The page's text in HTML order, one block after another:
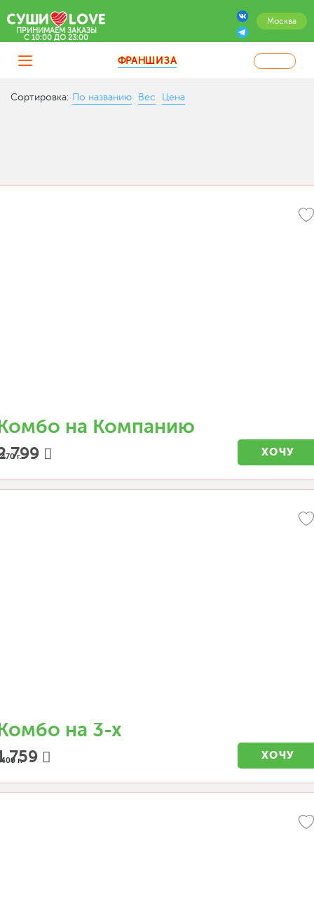
Москва
ПРИНИМАЕМ ЗАКАЗЫ
C 10:00 ДО 23:00
ФРАНШИЗА
Сортировка: По названию Вес Цена
на Компанию
г.
799 ХОЧУ
на 3-х
г.
759 ХОЧУ